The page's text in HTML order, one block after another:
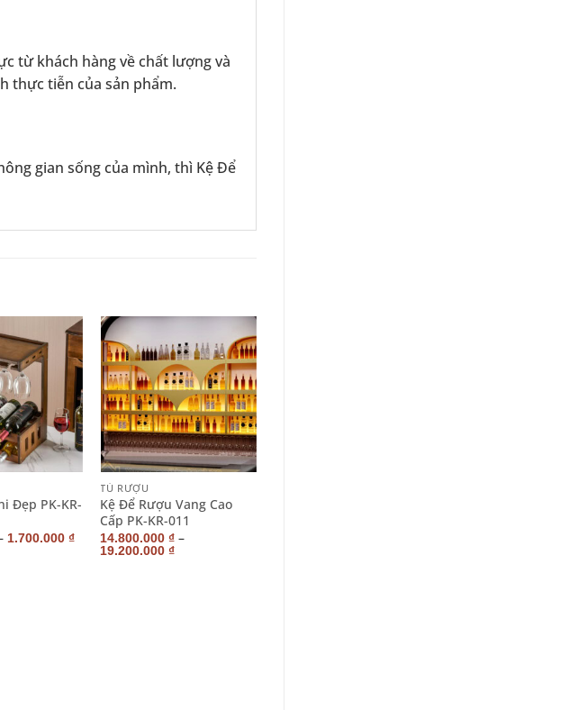
từ khách hàng về chất lượng và
thực tiễn của sản phẩm.
gian sống của mình, thì Kệ Để
Đẹp PK-KR-
1.700.000 ₫
+
TỦ RƯỢU
Kệ Để Rượu Vang Cao
Cấp PK-KR-011
14.800.000₫ –
19.200.000₫